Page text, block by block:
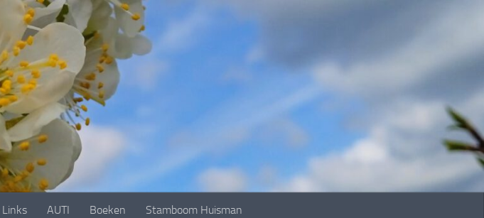
Links AUTI Boeken Stamboom Huisman